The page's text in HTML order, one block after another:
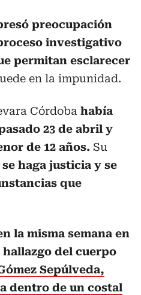
preocupación
investigativo
permitan esclarecer
en la impunidad.
Córdoba había
23 de abril y
de 12 años. Su
se haga justicia y se
que
la misma semana en
del cuerpo
Sepúlveda,
dentro de un costal